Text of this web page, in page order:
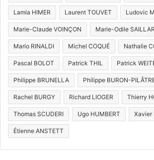
Lamia HIMER Laurent TOUVET Ludovic
Marie-Claude VOINÇON Marie-Odile
Mario RINALDI Michel COQUÉ Nathalie
Pascal BOLOT Patrick THIL Patrick
Philippe BRUNELLA Philippe BURON-
Rachel BURGY Richard LIOGER Thierry
Thomas SCUDERI Ugo HUMBERT Xavier
Étienne ANSTETT